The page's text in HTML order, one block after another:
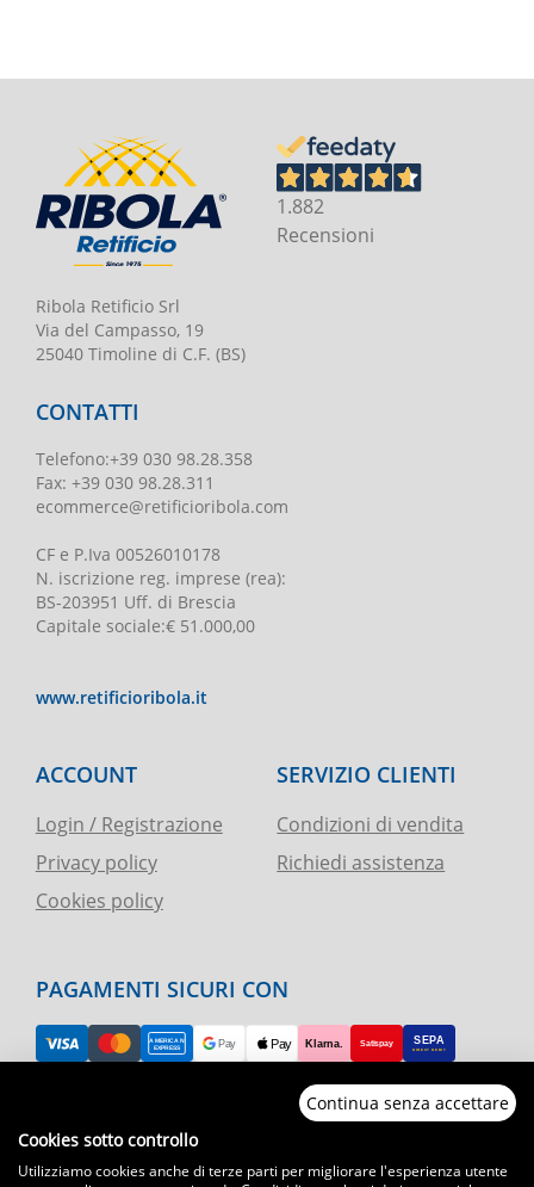
Ribola Retificio Srl
Via del Campasso, 19
25040 Timoline di C.F. (BS)
1.882
Recensioni
CONTATTI
Telefono:+39 030 98.28.358
Fax: +39 030 98.28.311
ecommerce@retificioribola.com
CF e P.Iva 00526010178
N. iscrizione reg. imprese (rea):
BS-203951 Uff. di Brescia
Capitale sociale:€ 51.000,00
www.retificioribola.it
ACCOUNT
Login / Registrazione
Privacy policy
Cookies policy
SERVIZIO CLIENTI
Condizioni di vendita
Richiedi assistenza
PAGAMENTI SICURI CON
RESO FACILE
Continua senza accettare
Cookies sotto controllo
Utilizziamo cookies anche di terze parti per migliorare l'esperienza utente